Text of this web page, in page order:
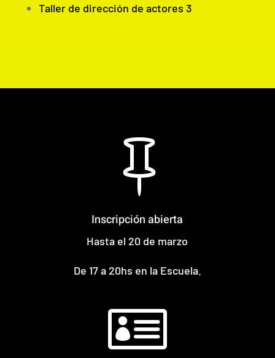
Taller de dirección de actores 3

Inscripción abierta
Hasta el 20 de marzo
De 17 a 20hs en la Escuela.
